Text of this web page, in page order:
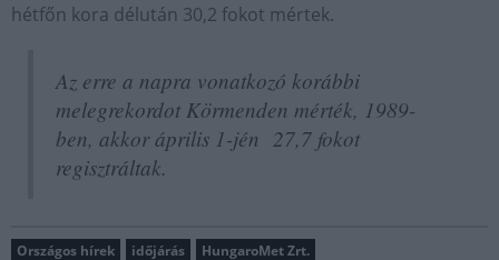
hétfőn kora délután 30,2 fokot mértek.
Az erre a napra vonatkozó korábbi
melegrekordot Körmenden mérték, 1989-
ben, akkor április 1-jén 27,7 fokot
regisztráltak.
Országos hírek időjárás HungaroMet Zrt.